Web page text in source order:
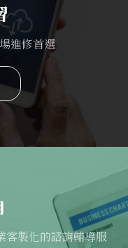
進修首選
客製化的諮詢輔導服